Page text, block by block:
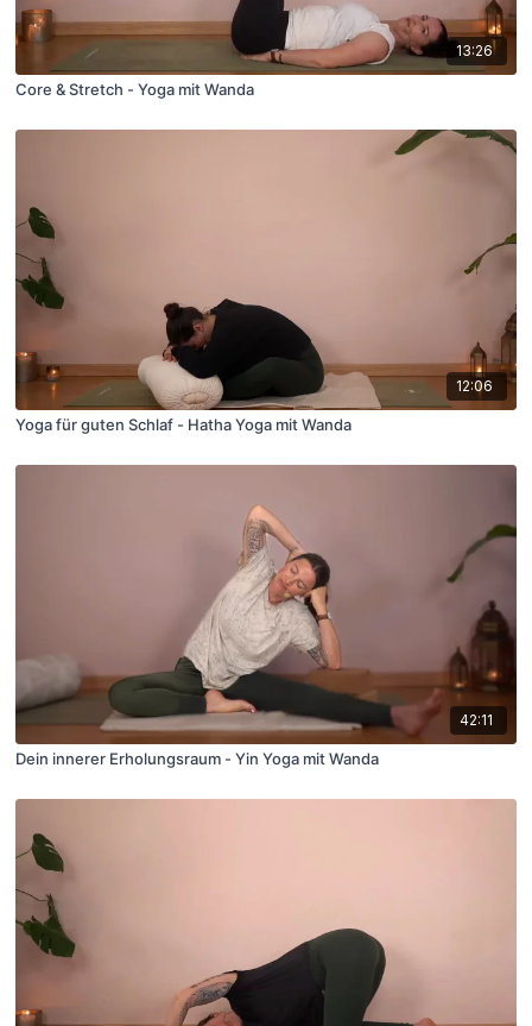
13:26
Core & Stretch - Yoga mit Wanda
12:06
Yoga für guten Schlaf - Hatha Yoga mit Wanda
42:11
Dein innerer Erholungsraum - Yin Yoga mit Wanda